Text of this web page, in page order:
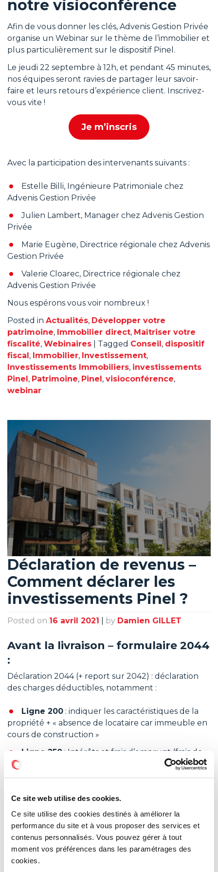
Ce site web utilise des cookies.
Ce site utilise des cookies destinés à améliorer la
performance du site et à vous proposer des services et
contenus personnalisés. Vous pouvez gérer à tout
moment vos préférences dans les paramétrages des
cookies.
notre visioconférence
Afin de vous donner les clés, Advenis Gestion Privée
organise un Webinar sur le thème de l’immobilier et
plus particulièrement sur le dispositif Pinel.
Le jeudi 22 septembre à 12h, et pendant 45 minutes,
nos équipes seront ravies de partager leur savoir-
faire et leurs retours d’expérience client. Inscrivez-
vous vite !
Je m’inscris
Avec la participation des intervenants suivants :
Estelle Billi, Ingénieure Patrimoniale chez
Advenis Gestion Privée
Julien Lambert, Manager chez Advenis Gestion
Privée
Marie Eugène, Directrice régionale chez Advenis
Gestion Privée
Valerie Cloarec, Directrice régionale chez
Advenis Gestion Privée
Nous espérons vous voir nombreux !
Posted in Actualités, Développer votre
patrimoine, Immobilier direct, Maîtriser votre
fiscalité, Webinaires Tagged Conseil , dispositif
fiscal , Immobilier, Investissement,
Investissements Immobiliers, investissements
Pinel , Patrimoine, Pinel , visioconférence,
webinar
Déclaration de revenus –
Comment déclarer les
investissements Pinel ?
Posted on 16 avril 2021 by Damien GILLET
Avant la livraison – formulaire 2044
:
Déclaration 2044 (+ report sur 2042) : déclaration
des charges déductibles, notamment :
Ligne 200 : indiquer les caractéristiques de la
propriété + « absence de locataire car immeuble en
cours de construction »
Ligne 250 : Intérêts et frais d’emprunt (frais de
dossier, frais d’inscription hypothécaires ou en
commissions de banque, primes d’assurance décès
souscrit pour garantir le remboursement du prêt).
Déclaration au titre de l’année
d’achèvement (N+1) – 3 formulaires